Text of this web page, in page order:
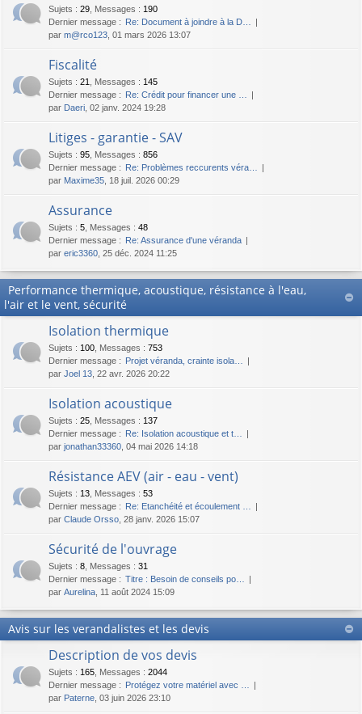
Sujets : 29 Messages : 190
Dernier message : Re: Document à joindre à la D…
par m@rco123 , 01 mars 2026 13:07
Fiscalité
Sujets : 21 Messages : 145
Dernier message : Re: Crédit pour financer une …
par Daeri , 02 janv. 2024 19:28
Litiges - garantie - SAV
Sujets : 95 Messages : 856
Dernier message : Re: Problèmes reccurents véra…
par Maxime35 , 18 juil. 2026 00:29
Assurance
Sujets : 5 Messages : 48
Dernier message : Re: Assurance d'une véranda
par eric3360 , 25 déc. 2024 11:25
Performance thermique, acoustique, résistance à l'eau,
l'air et le vent, sécurité
Isolation thermique
Sujets : 100 Messages : 753
Dernier message : Projet véranda, crainte isola…
par Joel 13 , 22 avr. 2026 20:22
Isolation acoustique
Sujets : 25 Messages : 137
Dernier message : Re: Isolation acoustique et t…
par jonathan33360 , 04 mai 2026 14:18
Résistance AEV (air - eau - vent)
Sujets : 13 Messages : 53
Dernier message : Re: Etanchéité et écoulement …
par Claude Orsso , 28 janv. 2026 15:07
Sécurité de l'ouvrage
Sujets : 8 Messages : 31
Dernier message : Titre : Besoin de conseils po…
par Aurelina , 11 août 2024 15:09
Avis sur les verandalistes et les devis
Description de vos devis
Sujets : 165 Messages : 2044
Dernier message : Protégez votre matériel avec …
par Paterne , 03 juin 2026 23:10